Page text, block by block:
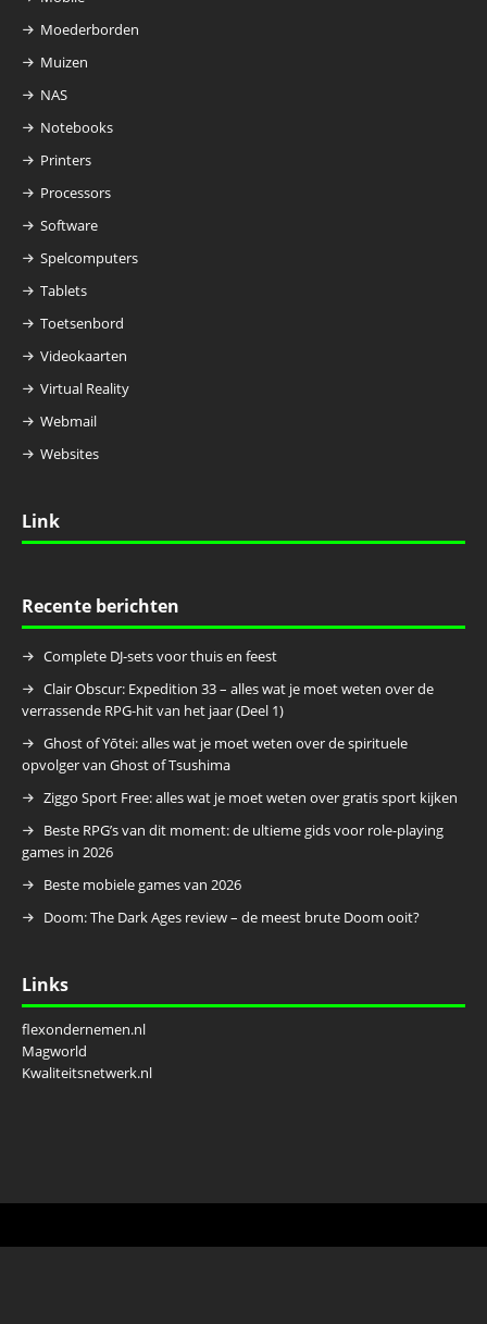
Moederborden
Muizen
NAS
Notebooks
Printers
Processors
Software
Spelcomputers
Tablets
Toetsenbord
Videokaarten
Virtual Reality
Webmail
Websites
Link
Recente berichten
Complete DJ-sets voor thuis en feest
Clair Obscur: Expedition 33 – alles wat je moet weten over de
verrassende RPG-hit van het jaar (Deel 1)
Ghost of Yōtei: alles wat je moet weten over de spirituele
opvolger van Ghost of Tsushima
Ziggo Sport Free: alles wat je moet weten over gratis sport kijken
Beste RPG’s van dit moment: de ultieme gids voor role-playing
games in 2026
Beste mobiele games van 2026
Doom: The Dark Ages review – de meest brute Doom ooit?
Links
flexondernemen.nl
Magworld
Kwaliteitsnetwerk.nl